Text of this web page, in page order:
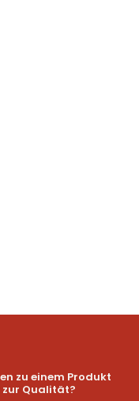
zu einem Produkt
zur Qualität?